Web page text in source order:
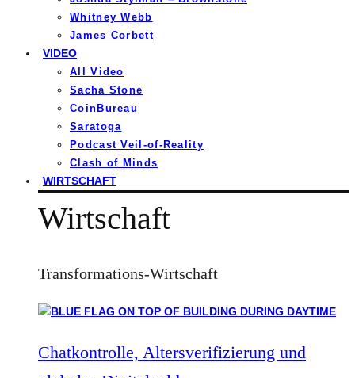
Whitney Webb
James Corbett
VIDEO
All Video
Sacha Stone
CoinBureau
Saratoga
Podcast Veil-of-Reality
Clash of Minds
WIRTSCHAFT
Wirtschaft
Transformations-Wirtschaft
Chatkontrolle, Altersverifizierung und